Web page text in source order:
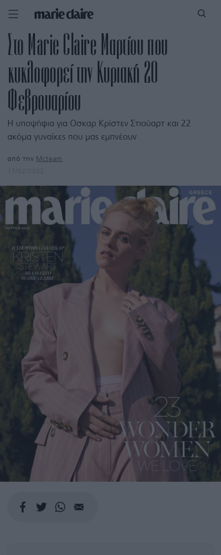
Στο Marie Claire Μαρτίου που
κυκλοφορεί την Κυριακή 20
Φεβρουαρίου
Η υποψήφια για Οσκαρ Κρίστεν Στιούαρτ και 22
ακόμα γυναίκες που μας εμπνέουν
από την Mcteam